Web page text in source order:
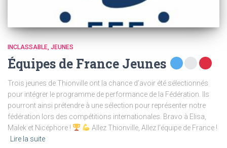
INCLASSABLE JEUNES
Équipes de France Jeunes
Trois jeunes de Thionville ont la chance d’avoir été sélectionnés
pour intégrer le programme de performance de la Fédération. Ils
pourront ainsi prétendre à une sélection pour représenter notre
fédération lors des compétitions internationales. Bravo à Elisa,
Malek et Nicéphore !
Allez Thionville, Allez l’équipe de France !
Lire la suite